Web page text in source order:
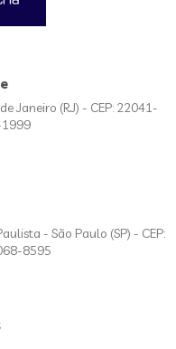
Janeiro (RJ) - CEP: 22041-
- São Paulo (SP) - CEP:
8595